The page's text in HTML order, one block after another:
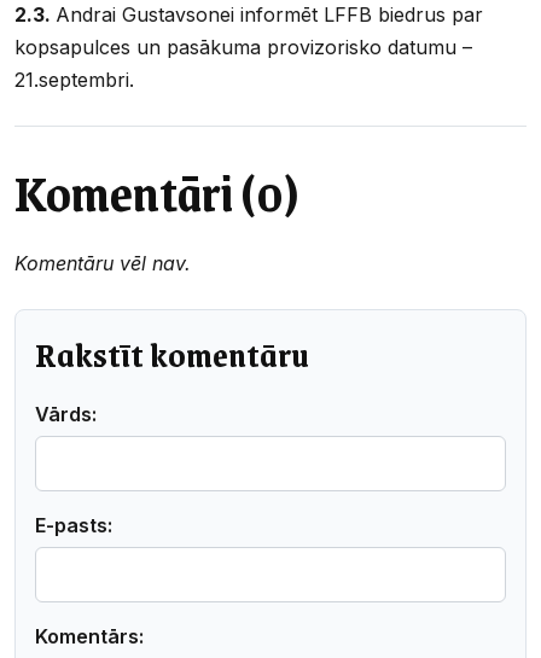
2.3. Andrai Gustavsonei informēt LFFB biedrus par
kopsapulces un pasākuma provizorisko datumu –
21.septembri.
Komentāri (0)
Komentāru vēl nav.
Rakstīt komentāru
Vārds:
E-pasts:
Komentārs: